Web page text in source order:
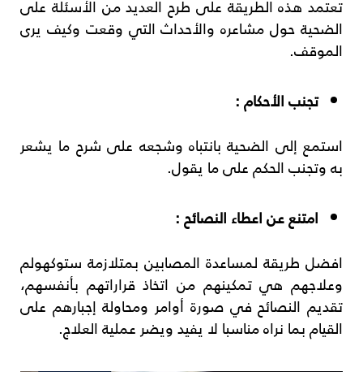
تعتمد هذه الطريقة على طرح العديد من الأسئلة على
الضحية حول مشاعره والأحداث التي وقعت وكيف يرى
الموقف.
تجنب الأحكام :
استمع إلى الضحية بانتباه وشجعه على شرح ما يشعر
به وتجنب الحكم على ما يقول.
امتنع عن اعطاء النصائح :
افضل طريقة لمساعدة المصابين بمتلازمة ستوكهولم
وعلاجهم هي تمكينهم من اتخاذ قراراتهم بأنفسهم،
تقديم النصائح في صورة أوامر ومحاولة إجبارهم على
القيام بما نراه مناسبا لا يفيد ويضر عملية العلاج.